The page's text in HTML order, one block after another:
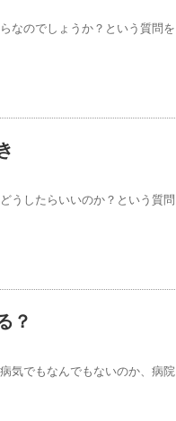
なのでしょうか？という質問を
うしたらいいのか？という質問
？
気でもなんでもないのか、病院